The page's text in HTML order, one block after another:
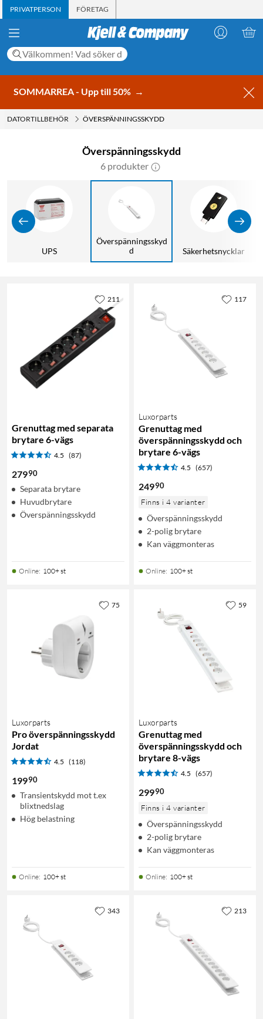
PRIVATPERSON FÖRETAG
SOMMARREA - Upp till 50% →
DATORTILLBEHÖR ÖVERSPÄNNINGSSKYDD
Överspänningsskydd
6 produkter
UPS
Överspänningsskyd
d
Säkerhetsnycklar
Grenuttag med separata
brytare 6-vägs
4.5 (87)
27990
Separata brytare
Huvudbrytare
Överspänningsskydd
Online: 100+ st
211
Luxorparts
Grenuttag med
överspänningsskydd och
brytare 6-vägs
4.5 (657)
24990
Finns i 4 varianter
Överspänningsskydd
2-polig brytare
Kan väggmonteras
Online: 100+ st
117
Luxorparts
Pro överspänningsskydd
Jordat
4.5 (118)
19990
Transientskydd mot t.ex
blixtnedslag
Hög belastning
Online: 100+ st
75
Luxorparts
Grenuttag med
överspänningsskydd och
brytare 8-vägs
4.5 (657)
29990
Finns i 4 varianter
Överspänningsskydd
2-polig brytare
Kan väggmonteras
Online: 100+ st
59
343 213